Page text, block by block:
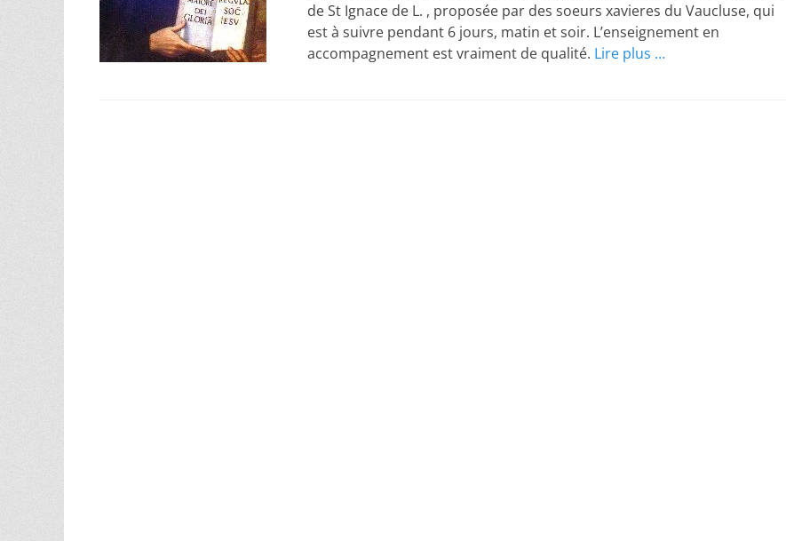
de St Ignace de L. , proposée par des soeurs xavieres du Vaucluse, qui
est à suivre pendant 6 jours, matin et soir. L’enseignement en
accompagnement est vraiment de qualité. Lire plus …